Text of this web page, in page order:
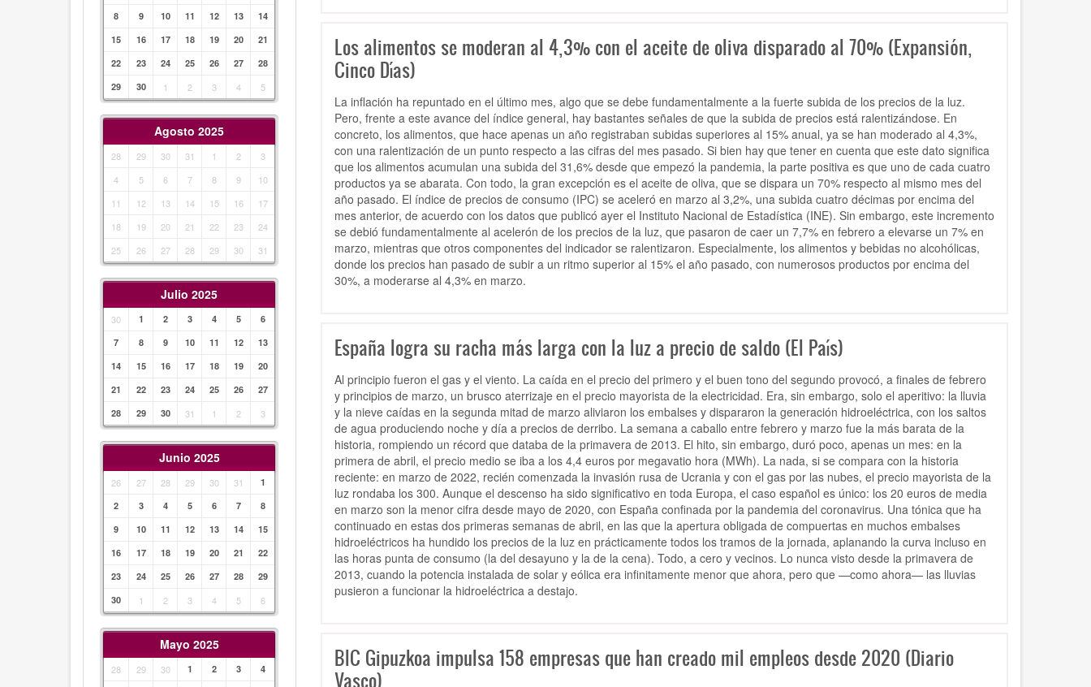
8
9 10 11 12 13
14
15
16 17 18 19 20
21
22
23 24 25 26 27
28
29
30 1 2 3 4 5
Agosto 2025
28 29 30 31 1 2
3
4
5 6 7 8 9
10
11
12 13 14 15 16
17
18
19 20 21 22 23
24
25
26 27 28 29 30 31
Julio 2025
30 1 2 3 4 5
6
7
8 9 10 11 12
13
14
15 16 17 18 19
20
21
22 23 24 25 26
27
28
29 30 31 1 2 3
Junio 2025
26 27 28 29 30 31
1
2
3 4 5 6 7
8
9
10 11 12 13 14
15
16
17 18 19 20 21
22
23
24 25 26 27 28
29
30
1 2 3 4 5 6
Mayo 2025
28 29 30 1 2 3
4
Los alimentos se moderan al 4,3% con el aceite de oliva disparado al 70% (Expansión,
Cinco Días)
La inflación ha repuntado en el último mes, algo que se debe fundamentalmente a la fuerte subida de los precios de la luz.
Pero, frente a este avance del índice general, hay bastantes señales de que la subida de precios está ralentizándose. En
concreto, los alimentos, que hace apenas un año registraban subidas superiores al 15% anual, ya se han moderado al 4,3%,
con una ralentización de un punto respecto a las cifras del mes pasado. Si bien hay que tener en cuenta que este dato significa
que los alimentos acumulan una subida del 31,6% desde que empezó la pandemia, la parte positiva es que uno de cada cuatro
productos ya se abarata. Con todo, la gran excepción es el aceite de oliva, que se dispara un 70% respecto al mismo mes del
año pasado. El índice de precios de consumo (IPC) se aceleró en marzo al 3,2%, una subida cuatro décimas por encima del
mes anterior, de acuerdo con los datos que publicó ayer el Instituto Nacional de Estadística (INE). Sin embargo, este incremento
se debió fundamentalmente al acelerón de los precios de la luz, que pasaron de caer un 7,7% en febrero a elevarse un 7% en
marzo, mientras que otros componentes del indicador se ralentizaron. Especialmente, los alimentos y bebidas no alcohólicas,
donde los precios han pasado de subir a un ritmo superior al 15% el año pasado, con numerosos productos por encima del
30%, a moderarse al 4,3% en marzo.
España logra su racha más larga con la luz a precio de saldo (El País)
Al principio fueron el gas y el viento. La caída en el precio del primero y el buen tono del segundo provocó, a finales de febrero
y principios de marzo, un brusco aterrizaje en el precio mayorista de la electricidad. Era, sin embargo, solo el aperitivo: la lluvia
y la nieve caídas en la segunda mitad de marzo aliviaron los embalses y dispararon la generación hidroeléctrica, con los saltos
de agua produciendo noche y día a precios de derribo. La semana a caballo entre febrero y marzo fue la más barata de la
historia, rompiendo un récord que databa de la primavera de 2013. El hito, sin embargo, duró poco, apenas un mes: en la
primera de abril, el precio medio se iba a los 4,4 euros por megavatio hora (MWh). La nada, si se compara con la historia
reciente: en marzo de 2022, recién comenzada la invasión rusa de Ucrania y con el gas por las nubes, el precio mayorista de la
luz rondaba los 300. Aunque el descenso ha sido significativo en toda Europa, el caso español es único: los 20 euros de media
en marzo son la menor cifra desde mayo de 2020, con España confinada por la pandemia del coronavirus. Una tónica que ha
continuado en estas dos primeras semanas de abril, en las que la apertura obligada de compuertas en muchos embalses
hidroeléctricos ha hundido los precios de la luz en prácticamente todos los tramos de la jornada, aplanando la curva incluso en
las horas punta de consumo (la del desayuno y la de la cena). Todo, a cero y vecinos. Lo nunca visto desde la primavera de
2013, cuando la potencia instalada de solar y eólica era infinitamente menor que ahora, pero que —como ahora— las lluvias
pusieron a funcionar la hidroeléctrica a destajo.
BIC Gipuzkoa impulsa 158 empresas que han creado mil empleos desde 2020 (Diario
Vasco)